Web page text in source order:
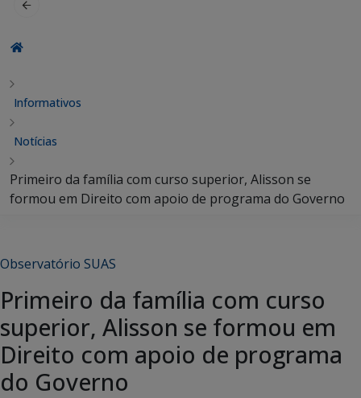
Informativos
Notícias
Primeiro da família com curso superior, Alisson se
formou em Direito com apoio de programa do Governo
Observatório SUAS
Primeiro da família com curso
superior, Alisson se formou em
Direito com apoio de programa
do Governo